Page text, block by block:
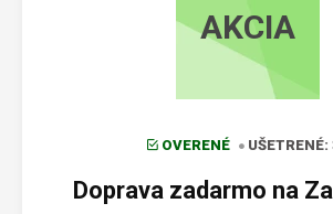
AKCIA
OVERENÉ UŠETRENÉ:
Doprava zadarmo na